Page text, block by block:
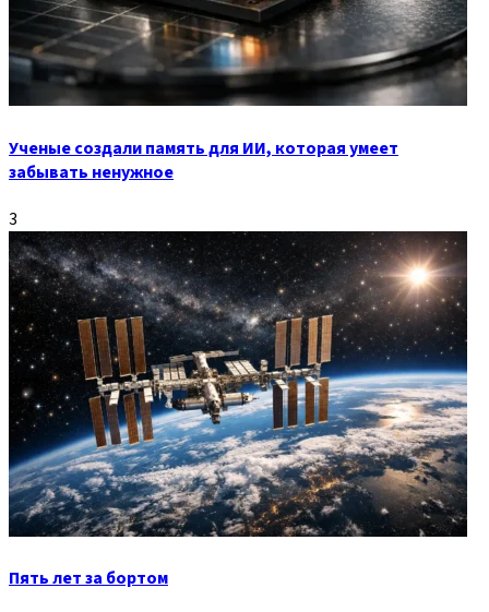
Ученые создали память для ИИ, которая умеет
забывать ненужное
3
Пять лет за бортом